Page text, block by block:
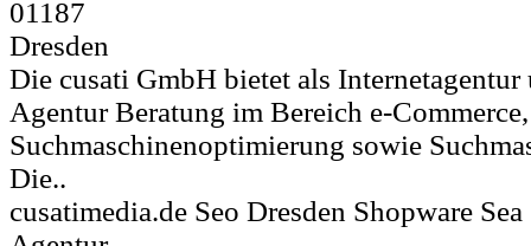
01187
Dresden
Die cusati GmbH bietet als
Agentur Beratung im Bereich e-Commerce,
Suchmaschinenoptimierung sowie
Die..
cusatimedia.de Seo Dresden Shopware